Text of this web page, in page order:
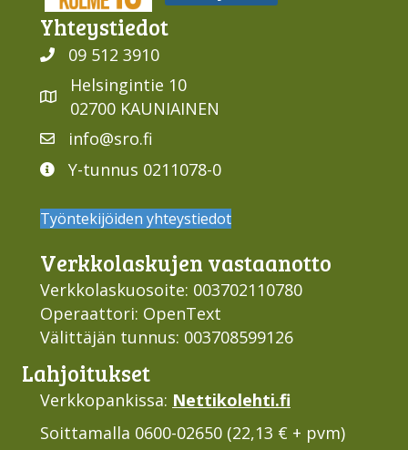
Yhteys­tiedot
09 512 3910
Helsingintie 10
02700 KAUNIAINEN
info@sro.fi
Y-tunnus 0211078-0
Työntekijöiden yhteystiedot
Verkko­laskujen vastaan­otto
Verkkolaskuosoite: 003702110780
Operaattori: OpenText
Välittäjän tunnus: 003708599126
Lahjoi­tukset
Verkkopankissa: Nettikolehti.fi
Soittamalla 0600-02650 (22,13 € + pvm)